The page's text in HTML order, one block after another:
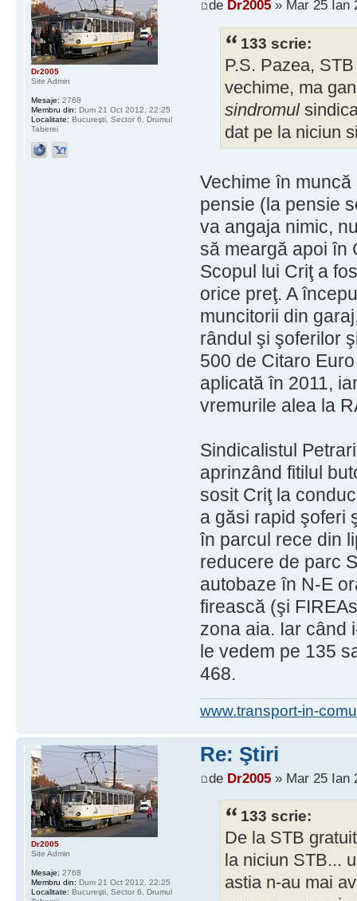
de Dr2005» Mar 25 Ian
133 scrie:
P.S. Pazea,
vechime, ma
sindromul
dat pe la niciun
Vechime în
pensie (la pensie
va angaja nimic,
să meargă apoi în
Scopul lui Criţ a
orice preţ. A
muncitorii din
rândul şi şoferilor
500 de Citaro
aplicată în 2011,
vremurile alea la
Sindicalistul
aprinzând fitilul
sosit Criţ la
a găsi rapid şoferi
în parcul rece din
reducere de parc
autobaze în N-E
firească (şi
zona aia. Iar când
le vedem pe 135
468.
www.transport-in-
Dr2005
Site Admin
Mesaje: 2768
Membru din: Dum 21 Oct 2012, 22:25
Localitate: Bucureşti, Sector 6, Drumul
Taberei
Re: Ştiri
de Dr2005» Mar 25 Ian
133 scrie:
De la STB
la niciun STB...
astia n-au mai
Dr2005
Site Admin
Mesaje: 2768
Membru din: Dum 21 Oct 2012, 22:25
Localitate: Bucureşti, Sector 6, Drumul